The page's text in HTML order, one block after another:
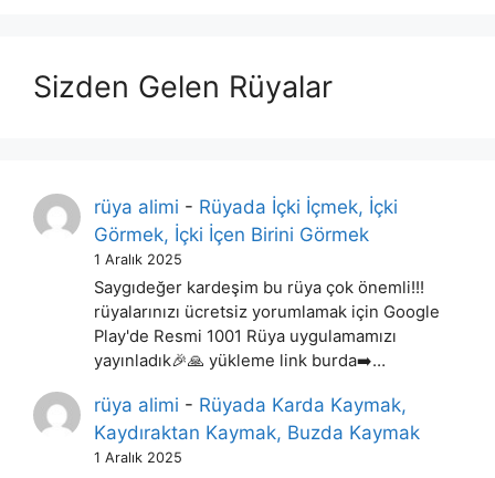
Sizden Gelen Rüyalar
rüya alimi - Rüyada İçki İçmek, İçki
Görmek, İçki İçen Birini Görmek
1 Aralık 2025
Saygıdeğer kardeşim bu rüya çok önemli!!!
rüyalarınızı ücretsiz yorumlamak için Google
Play'de Resmi 1001 Rüya uygulamamızı
yayınladık🎉🙏 yükleme link burda➡️…
rüya alimi - Rüyada Karda Kaymak,
Kaydıraktan Kaymak, Buzda Kaymak
1 Aralık 2025